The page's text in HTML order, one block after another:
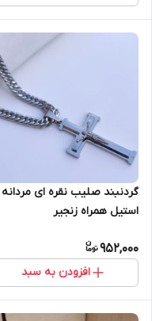
گردنبند صلیب نقره ای مردانه
استیل همراه زنجیر
952,000
افزودن به سبد